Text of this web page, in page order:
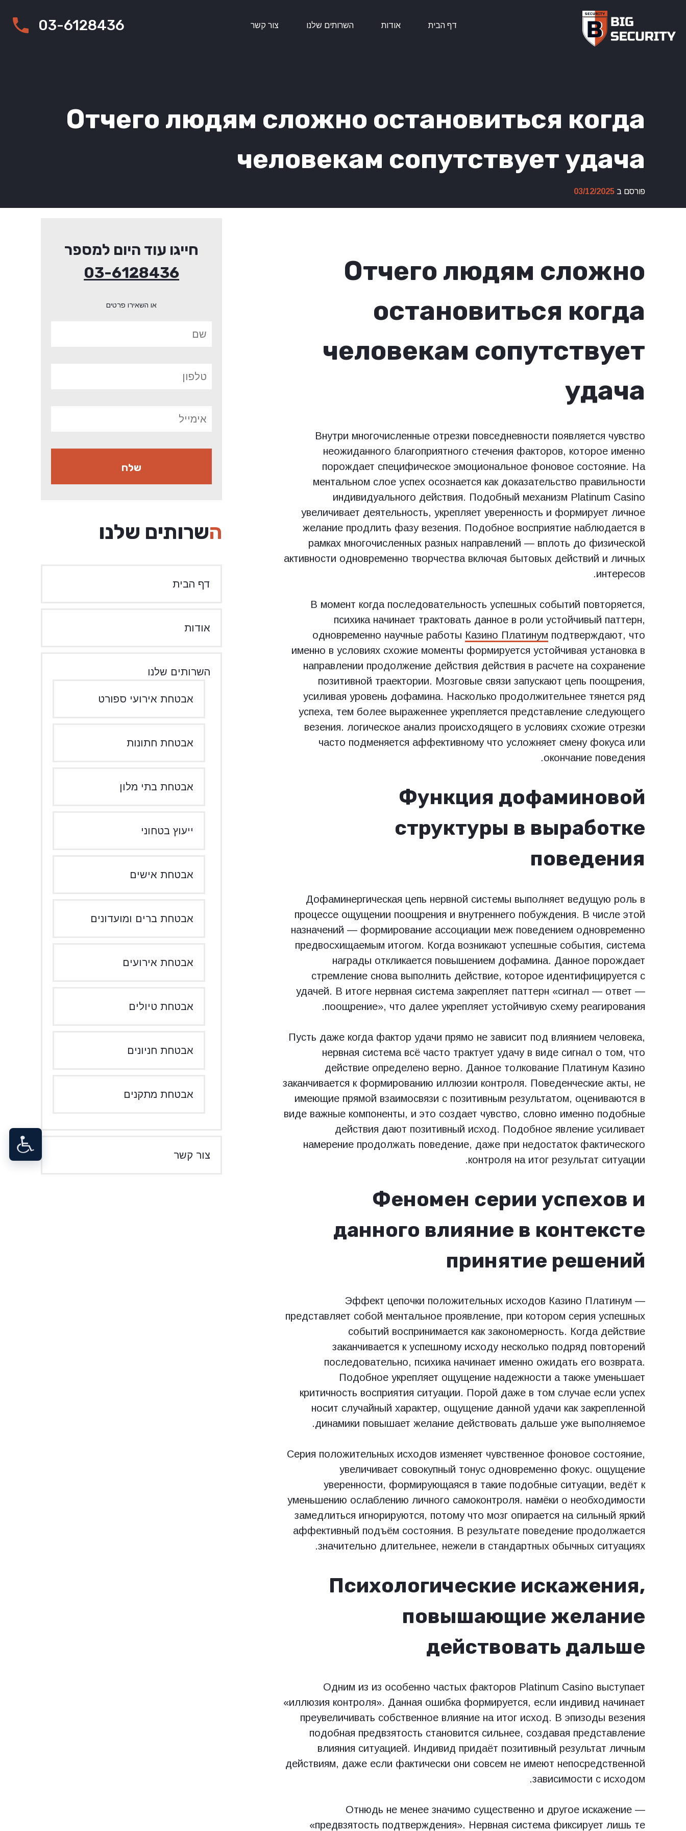
content
דף הבית אודות השרותים שלנו צור קשר 03-6128436
Отчего людям сложно остановиться когда
человекам сопутствует удача
פורסם ב 03/12/2025
Отчего людям сложно
остановиться когда
человекам сопутствует
удача
Внутри многочисленные отрезки повседневности появляется чувство
неожиданного благоприятного стечения факторов, которое именно
порождает специфическое эмоциональное фоновое состояние. На
ментальном слое успех осознается как доказательство правильности
индивидуального действия. Подобный механизм Platinum Casino
увеличивает деятельность, укрепляет уверенность и формирует личное
желание продлить фазу везения. Подобное восприятие наблюдается в
рамках многочисленных разных направлений — вплоть до физической
активности одновременно творчества включая бытовых действий и личных
интересов.
В момент когда последовательность успешных событий повторяется,
психика начинает трактовать данное в роли устойчивый паттерн,
одновременно научные работы Казино Платинум подтверждают, что
именно в условиях схожие моменты формируется устойчивая установка в
направлении продолжение действия действия в расчете на сохранение
позитивной траектории. Мозговые связи запускают цепь поощрения,
усиливая уровень дофамина. Насколько продолжительнее тянется ряд
успеха, тем более выраженнее укрепляется представление следующего
везения. логическое анализ происходящего в условиях схожие отрезки
часто подменяется аффективному что усложняет смену фокуса или
окончание поведения.
Функция дофаминовой
структуры в выработке
поведения
Дофаминергическая цепь нервной системы выполняет ведущую роль в
процессе ощущении поощрения и внутреннего побуждения. В числе этой
назначений — формирование ассоциации меж поведением одновременно
предвосхищаемым итогом. Когда возникают успешные события, система
награды откликается повышением дофамина. Данное порождает
стремление снова выполнить действие, которое идентифицируется с
удачей. В итоге нервная система закрепляет паттерн «сигнал — ответ —
поощрение», что далее укрепляет устойчивую схему реагирования.
Пусть даже когда фактор удачи прямо не зависит под влиянием человека,
нервная система всё часто трактует удачу в виде сигнал о том, что
действие определено верно. Данное толкование Платинум Казино
заканчивается к формированию иллюзии контроля. Поведенческие акты, не
имеющие прямой взаимосвязи с позитивным результатом, оцениваются в
виде важные компоненты, и это создает чувство, словно именно подобные
действия дают позитивный исход. Подобное явление усиливает
намерение продолжать поведение, даже при недостаток фактического
контроля на итог результат ситуации.
Феномен серии успехов и
данного влияние в контексте
принятие решений
Эффект цепочки положительных исходов Казино Платинум —
представляет собой ментальное проявление, при котором серия успешных
событий воспринимается как закономерность. Когда действие
заканчивается к успешному исходу несколько подряд повторений
последовательно, психика начинает именно ожидать его возврата.
Подобное укрепляет ощущение надежности а также уменьшает
критичность восприятия ситуации. Порой даже в том случае если успех
носит случайный характер, ощущение данной удачи как закрепленной
динамики повышает желание действовать дальше уже выполняемое.
Серия положительных исходов изменяет чувственное фоновое состояние,
увеличивает совокупный тонус одновременно фокус. ощущение
уверенности, формирующаяся в такие подобные ситуации, ведёт к
уменьшению ослаблению личного самоконтроля. намёки о необходимости
замедлиться игнорируются, потому что мозг опирается на сильный яркий
аффективный подъём состояния. В результате поведение продолжается
значительно длительнее, нежели в стандартных обычных ситуациях.
Психологические искажения,
повышающие желание
действовать дальше
Одним из из особенно частых факторов Platinum Casino выступает
«иллюзия контроля». Данная ошибка формируется, если индивид начинает
преувеличивать собственное влияние на итог исход. В эпизоды везения
подобная предвзятость становится сильнее, создавая представление
влияния ситуацией. Индивид придаёт позитивный результат личным
действиям, даже если фактически они совсем не имеют непосредственной
зависимости с исходом.
Отнюдь не менее значимо существенно и другое искажение —
«предвзятость подтверждения». Нервная система фиксирует лишь те
חייגו עוד היום למספר
03-6128436
או השאירו פרטים
השרותים שלנו
דף הבית
אודות
השרותים שלנו
אבטחת אירועי ספורט
אבטחת חתונות
אבטחת בתי מלון
ייעוץ בטחוני
אבטחת אישים
אבטחת ברים ומועדונים
אבטחת אירועים
אבטחת טיולים
אבטחת חניונים
אבטחת מתקנים
צור קשר